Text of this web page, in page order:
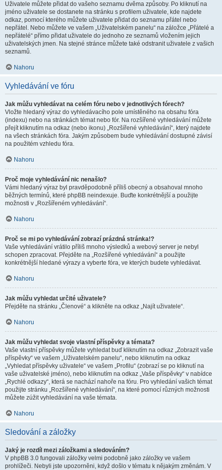
Uživatele můžete přidat do vašeho seznamu dvěma způsoby. Po kliknutí na
jméno uživatele se dostanete na stránku s profilem uživatele, kde najdete
odkaz, pomocí kterého můžete uživatele přidat do seznamu přátel nebo
nepřátel. Nebo můžete ve vašem „Uživatelském panelu“ na záložce „Přátelé a
nepřátelé“ přímo přidat uživatele do jednoho ze seznamů vložením jejich
uživatelských jmen. Na stejné stránce můžete také odstranit uživatele z vašich
seznamů.
Nahoru
Vyhledávání ve fóru
Jak můžu vyhledávat na celém fóru nebo v jednotlivých fórech?
Vložte hledaný výraz do vyhledávacího pole umístěného na obsahu fóra
(indexu) nebo na stránkách témat nebo fór. Na rozšířené vyhledávání můžete
přejít kliknutím na odkaz (nebo ikonu) „Rozšířené vyhledávání“, který najdete
na všech stránkách fóra. Jakým způsobem bude vyhledávání dostupné závisí
na použitém vzhledu fóra.
Nahoru
Proč moje vyhledávání nic nenašlo?
Vámi hledaný výraz byl pravděpodobně příliš obecný a obsahoval mnoho
běžných termínů, které phpBB neindexuje. Buďte konkrétnější a použijte
možnosti v „Rozšířeném vyhledávání“.
Nahoru
Proč se mi po vyhledávání zobrazí prázdná stránka!?
Vaše vyhledávání vrátilo příliš mnoho výsledků a webový server je nebyl
schopen zpracovat. Přejděte na „Rozšířené vyhledávání“ a použijte
konkrétnější hledané výrazy a vyberte fóra, ve kterých budete vyhledávat.
Nahoru
Jak můžu vyhledat určité uživatele?
Přejděte na stránku „Členové“ a klikněte na odkaz „Najít uživatele“.
Nahoru
Jak můžu vyhledat svoje vlastní příspěvky a témata?
Vaše vlastní příspěvky můžete vyhledat buď kliknutím na odkaz „Zobrazit vaše
příspěvky“ ve vašem „Uživatelském panelu“, nebo kliknutím na odkaz
„Vyhledat příspěvky uživatele“ ve vašem „Profilu“ (zobrazí se po kliknutí na
vaše uživatelské jméno), nebo kliknutím na odkaz „Vaše příspěvky“ v nabídce
„Rychlé odkazy“, která se nachází nahoře na fóru. Pro vyhledání vašich témat
použijte stránku „Rozšířené vyhledávání“, na které pomocí různých možnosti
můžete zúžit vyhledávání na vaše témata.
Nahoru
Sledování a záložky
Jaký je rozdíl mezi záložkami a sledováním?
V phpBB 3.0 fungovali záložky velmi podobně jako záložky ve vašem
prohlížeči. Nebyli jste upozorněni, když došlo v tématu k nějakým změnám. V